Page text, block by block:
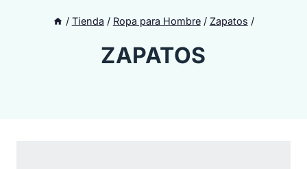
/ Tienda / Ropa para Hombre / Zapatos /
ZAPATOS